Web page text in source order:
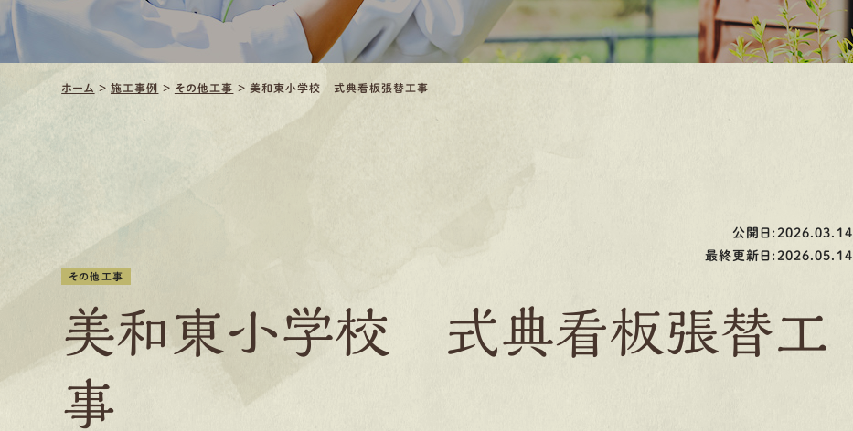
ホーム > 施工事例 > その他工事 > 美和東小学校 式典看板張替工事
公開日:2026.03.14
最終更新日:2026.05.14
その他工事
美和東小学校 式典看板張替工
事